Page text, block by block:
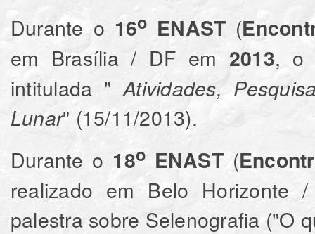
Durante o 16o ENAST (
em Brasília / DF em 2013, o
intitulada "Atividades,
Lunar" (15/11/2013).
Durante o 18o ENAST(
realizado em Belo Horizonte
palestra sobre Selenografia ("O